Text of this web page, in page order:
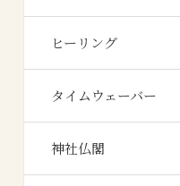
ヒーリング
タイムウェーバー
神社仏閣